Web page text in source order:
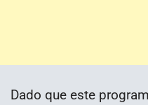
Dado que este